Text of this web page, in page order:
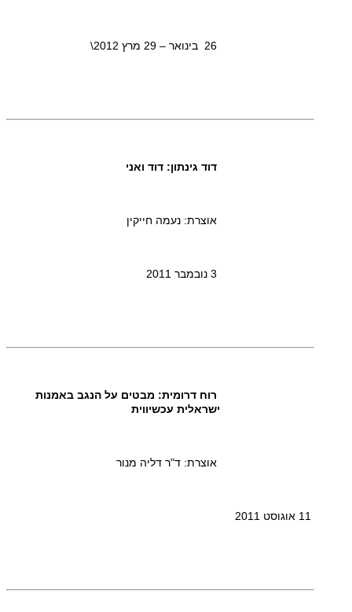
דוד גינתון: דוד ואני
אוצרת: נעמה חייקין
רוח דרומית: מבטים על הנגב באמנות
ישראלית עכשיווית
אוצרת: ד"ר דליה מנור